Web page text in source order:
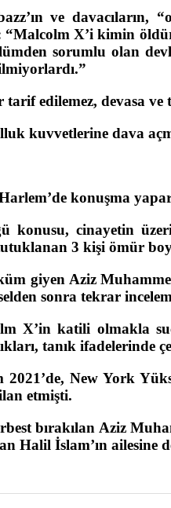
ve davacıların,
“Malcolm X’i kimin
sorumlu olan
tarif edilemez, devasa
kuvvetlerine dava
konuşma
cinayetin
3 kişi ömür
giyen Aziz
sonra tekrar
X’in katili olmakla
tanık ifadelerinde
2021’de, New York
etmişti.
bırakılan Aziz
Halil İslam’ın